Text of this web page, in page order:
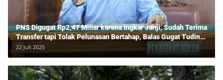
PNS Digugat Rp2,47 Miliar karena Ingkar Janji, Sudah Terima
Transfer tapi Tolak Pelunasan Bertahap, Balas Gugat Tuding
Lawan Tipu Rp850 Juta
22 Juli 2025